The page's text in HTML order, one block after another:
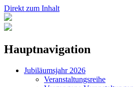
Direkt zum Inhalt
Hauptnavigation
Jubiläumsjahr 2026
Veranstaltungsreihe